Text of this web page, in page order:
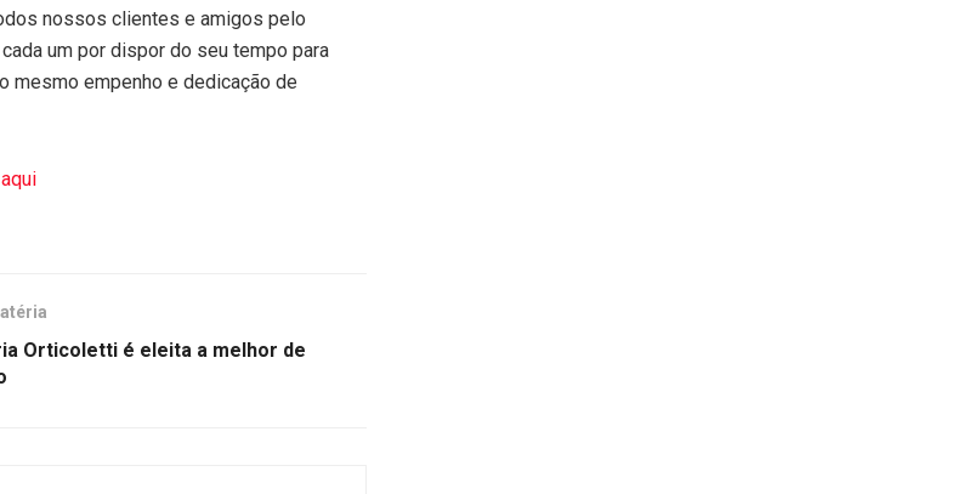
nossos clientes e amigos pelo
um por dispor do seu tempo para
mesmo empenho e dedicação de
Orticoletti é eleita a melhor de